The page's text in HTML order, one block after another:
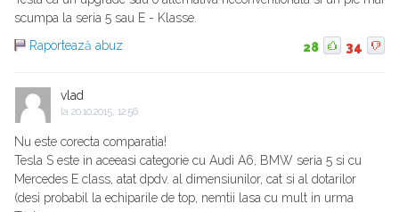
scumpa la seria 5 sau E - Klasse.
Raportează abuz
28 34
vlad
la 20.10.2015, 12:56
Nu este corecta comparatia!
Tesla S este in aceeasi categorie cu Audi A6, BMW seria 5 si cu
Mercedes E class, atat dpdv. al dimensiunilor, cat si al dotarilor
(desi probabil la echiparile de top, nemtii lasa cu mult in urma